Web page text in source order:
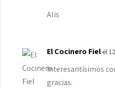
Alis
El Cocinero Fiel el
Interesantísimos
gracias.